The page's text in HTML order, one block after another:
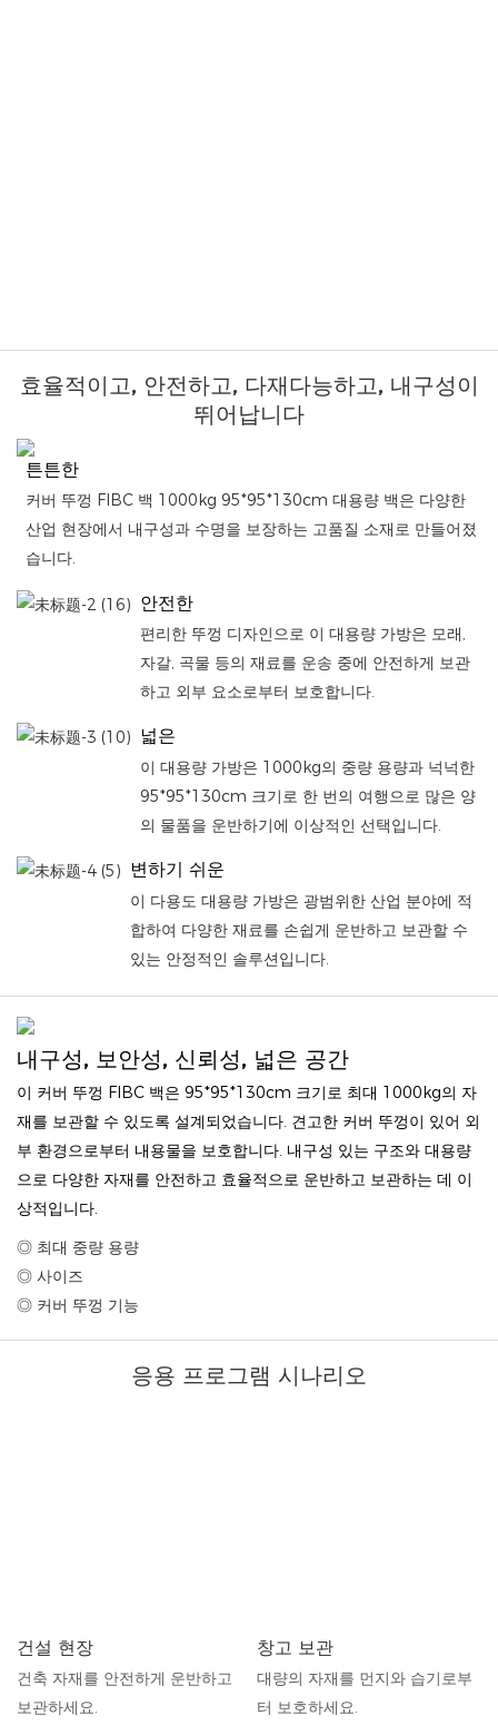
효율적이고, 안전하고, 다재다능하고, 내구성이
뛰어납니다
튼튼한
커버 뚜껑 FIBC 백 1000kg 95*95*130cm 대용량 백은 다양한
산업 현장에서 내구성과 수명을 보장하는 고품질 소재로 만들어졌
습니다.
안전한
편리한 뚜껑 디자인으로 이 대용량 가방은 모래,
자갈, 곡물 등의 재료를 운송 중에 안전하게 보관
하고 외부 요소로부터 보호합니다.
넓은
이 대용량 가방은 1000kg의 중량 용량과 넉넉한
95*95*130cm 크기로 한 번의 여행으로 많은 양
의 물품을 운반하기에 이상적인 선택입니다.
변하기 쉬운
이 다용도 대용량 가방은 광범위한 산업 분야에 적
합하여 다양한 재료를 손쉽게 운반하고 보관할 수
있는 안정적인 솔루션입니다.
내구성, 보안성, 신뢰성, 넓은 공간
이 커버 뚜껑 FIBC 백은 95*95*130cm 크기로 최대 1000kg의 자
재를 보관할 수 있도록 설계되었습니다. 견고한 커버 뚜껑이 있어 외
부 환경으로부터 내용물을 보호합니다. 내구성 있는 구조와 대용량
으로 다양한 자재를 안전하고 효율적으로 운반하고 보관하는 데 이
상적입니다.
◎ 최대 중량 용량
◎ 사이즈
◎ 커버 뚜껑 기능
응용 프로그램 시나리오
건설 현장
건축 자재를 안전하게 운반하고
보관하세요.
창고 보관
대량의 자재를 먼지와 습기로부
터 보호하세요.